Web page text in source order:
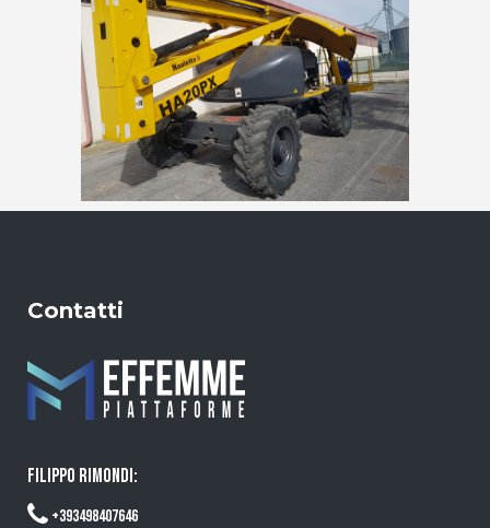
Contatti
FILIPPO RIMONDI:
+393498407646